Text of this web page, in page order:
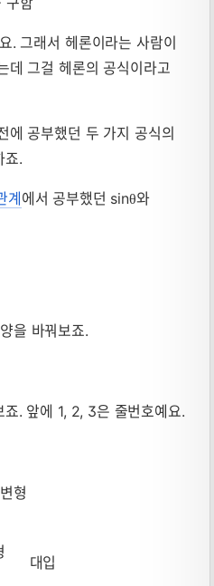
그래서 헤론이라는 사람이
데 그걸 헤론의 공식이라고
에 공부했던 두 가지 공식의
죠.
계에서 공부했던 sinθ와
을 바꿔보죠.
. 앞에 1, 2, 3은 줄번호예요.
형
대입